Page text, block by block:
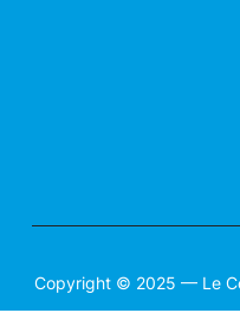
Copyright © 2025 — Le